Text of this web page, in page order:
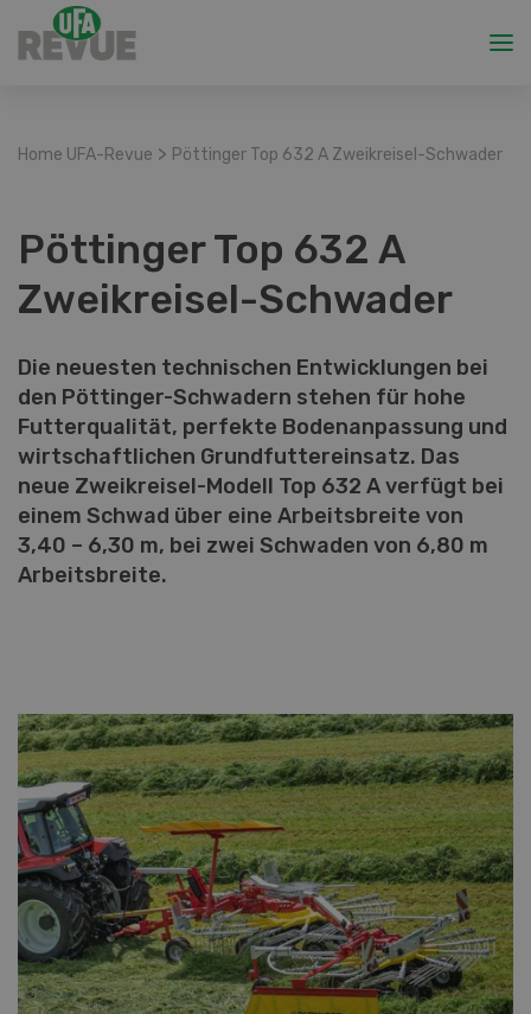
Home UFA-Revue > Pöttinger Top 632 A Zweikreisel-Schwader
Pöttinger Top 632 A
Zweikreisel-Schwader
Die neuesten technischen Entwicklungen bei
den Pöttinger-Schwadern stehen für hohe
Futterqualität, perfekte Bodenanpassung und
wirtschaftlichen Grundfuttereinsatz. Das
neue Zweikreisel-Modell Top 632 A verfügt bei
einem Schwad über eine Arbeitsbreite von
3,40 – 6,30 m, bei zwei Schwaden von 6,80 m
Arbeitsbreite.